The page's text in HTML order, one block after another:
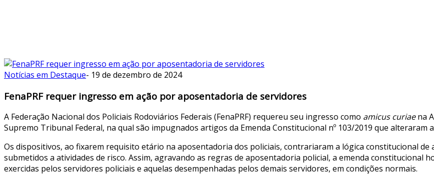
Notícias em Destaque- 19 de dezembro de 2024
FenaPRF requer ingresso em ação por aposentadoria de servidores
A Federação Nacional dos Policiais Rodoviários Federais (FenaPRF) requereu seu ingresso como amicus curiaena
Supremo Tribunal Federal, na qual são impugnados artigos da Emenda Constitucional nº 103/2019 que
Os dispositivos, ao fixarem requisito etário na aposentadoria dos policiais, contrariaram a lógica constitucional
submetidos a atividades de risco. Assim, agravando as regras de aposentadoria policial, a emenda constitucional
exercidas pelos servidores policiais e aquelas desempenhadas pelos demais servidores, em condições normais.